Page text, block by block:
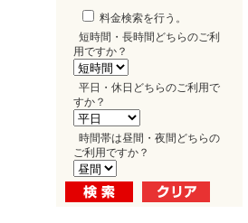
料金検索を行う。
短時間・長時間どちらのご利
用ですか？
平日・休日どちらのご利用で
すか？
時間帯は昼間・夜間どちらの
ご利用ですか？